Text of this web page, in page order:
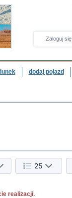
Zaloguj się
dodaj pojazd
25
realizacji.